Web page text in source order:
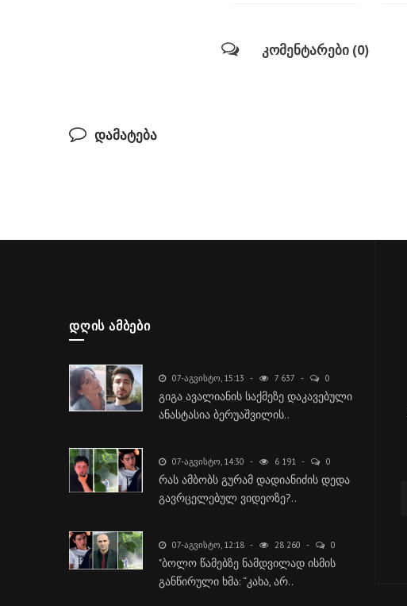
კომენტარები (0)
დამატება
ᲓᲦᲘᲡ ᲐᲛᲑᲔᲑᲘ
07-ᲐᲒᲕᲘᲡᲢᲝ, 15:13 7 637 0
გიგა ავალიანის საქმეზე დაკავებული
ანასტასია ბერუაშვილის..
07-ᲐᲒᲕᲘᲡᲢᲝ, 14:30 6 191 0
რას ამბობს გურამ დადიანიძის დედა
გავრცელებულ ვიდეოზე?..
07-ᲐᲒᲕᲘᲡᲢᲝ, 12:18 28 260 0
"ბოლო წამებზე ნამდვილად ისმის
განწირული ხმა: “კახა, არ..